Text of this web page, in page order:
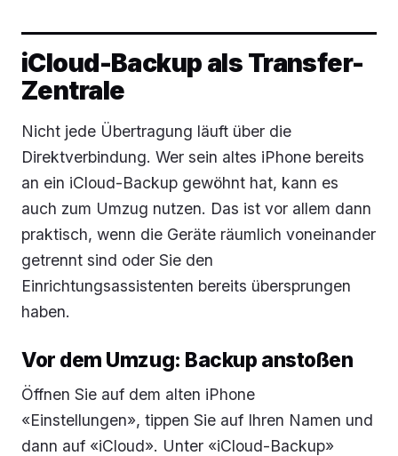
iCloud-Backup als Transfer-
Zentrale
Nicht jede Übertragung läuft über die
Direktverbindung. Wer sein altes iPhone bereits
an ein iCloud-Backup gewöhnt hat, kann es
auch zum Umzug nutzen. Das ist vor allem dann
praktisch, wenn die Geräte räumlich voneinander
getrennt sind oder Sie den
Einrichtungsassistenten bereits übersprungen
haben.
Vor dem Umzug: Backup anstoßen
Öffnen Sie auf dem alten iPhone
«Einstellungen», tippen Sie auf Ihren Namen und
dann auf «iCloud». Unter «iCloud-Backup»